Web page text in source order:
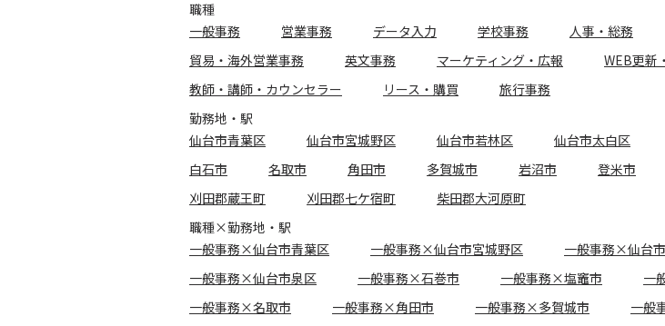
職種
一般事務
営業事務 データ入力 学校事務 人事・総務
貿易・海外営業事務
英文事務 マーケティング・広報 WEB更新
教師・講師・カウンセラー
リース・購買
旅行事務
勤務地・駅
仙台市青葉区
仙台市宮城野区 仙台市若林区 仙台市太白区
白石市
名取市 角田市 多賀城市 岩沼市 登米市
刈田郡蔵王町
刈田郡七ケ宿町
柴田郡大河原町
職種×勤務地・駅
一般事務×仙台市青葉区
一般事務×仙台市宮城野区 一般事務×仙台
一般事務×仙台市泉区
一般事務×石巻市 一般事務×塩竈市 一
一般事務×名取市
一般事務×角田市 一般事務×多賀城市 一般